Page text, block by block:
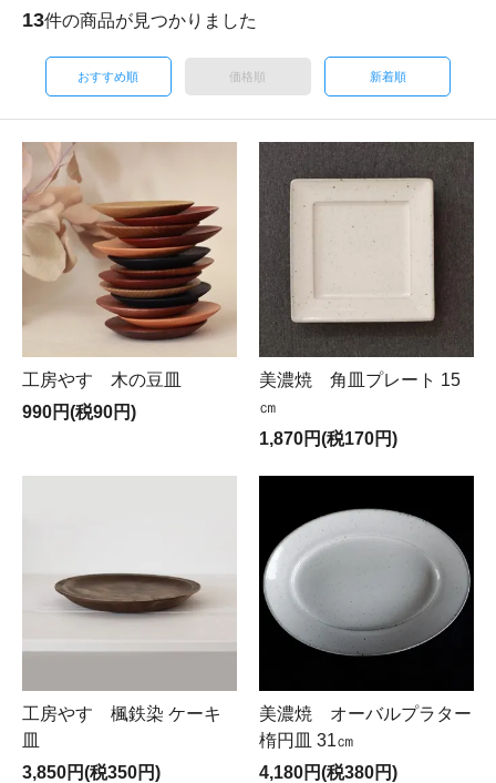
13件の商品が見つかりました
おすすめ順 価格順 新着順
工房やす 木の豆皿
990円(税90円)
美濃焼 角皿プレート 15
㎝
1,870円(税170円)
工房やす 楓鉄染 ケーキ
皿
3,850円(税350円)
美濃焼 オーバルプラター
楕円皿 31㎝
4,180円(税380円)